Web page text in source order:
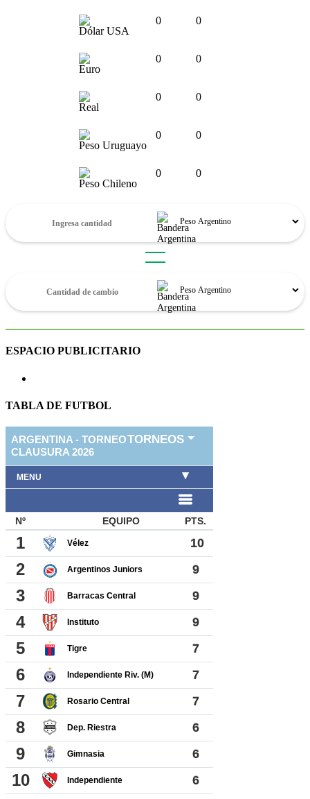
Dólar USA
0 0
Euro
0 0
Real
0 0
Peso Uruguayo
0 0
Peso Chileno
0 0
ESPACIO PUBLICITARIO
TABLA DE FUTBOL